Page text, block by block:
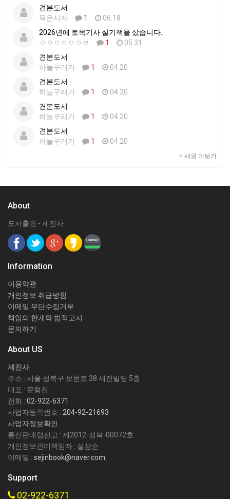
견본도서
묵은시자
1
06.18
2026년에 토목기사 실기책을 샀습니다.
ㅇㅇㅇㅇㅇㅇㄹ
1
05.31
견본도서
하늘꾸러기
1
04.20
견본도서
하늘꾸러기
1
04.20
견본도서
하늘꾸러기
1
04.20
견본도서
하늘꾸러기
1 04.20
+ 새글 더보기
About
도서출판 - 세진사
Information
이용약관
개인정보 취급방침
이메일 무단수집거부
책임의 한계와 법적고지
문의하기
About US
세진사
주소 : 서울 성북구 보문로 38 세진빌딩 5층
대표 : 문형진
전화 : 02-922-6371
사업자등록번호 : 204-92-21693
사업자정보확인
통신판매업신고 : 제2012-성북-00072호
개인정보관리책임자 : 설삼순
이메일 : sejinbook@naver.com
Support
02-922-6371